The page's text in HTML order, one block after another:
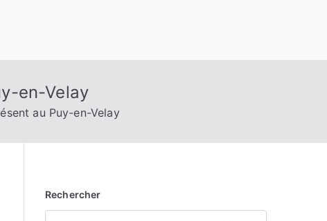
en-Velay
au Puy-en-Velay
Rechercher